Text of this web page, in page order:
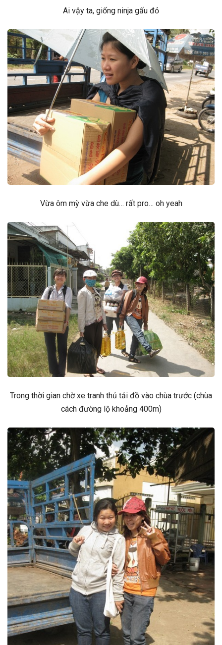
Ai vậy ta, giống ninja gấu đỏ
Vừa ôm mỳ vừa che dù… rất pro… oh yeah
Trong thời gian chờ xe tranh thủ tải đồ vào chùa trước (chùa
cách đường lộ khoảng 400m)